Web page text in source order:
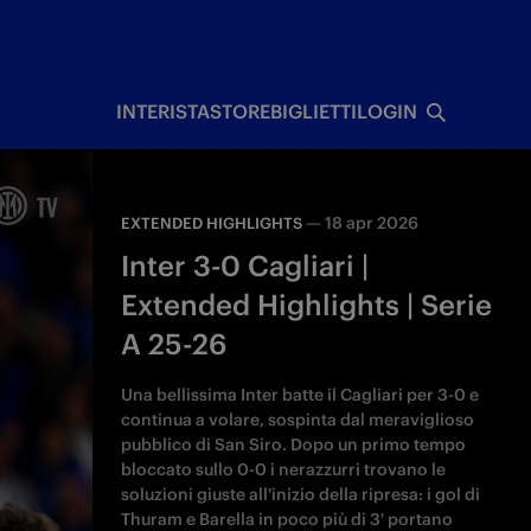
INTERISTASTOREBIGLIETTILOGIN
EXTENDED HIGHLIGHTS —18 apr 2026
Inter 3-0 Cagliari |
Extended Highlights | Serie
A 25-26
Una bellissima Inter batte il Cagliari per 3-0 e
continua a volare, sospinta dal meraviglioso
pubblico di San Siro. Dopo un primo tempo
bloccato sullo 0-0 i nerazzurri trovano le
soluzioni giuste all'inizio della ripresa: i gol di
Thuram e Barella in poco più di 3' portano